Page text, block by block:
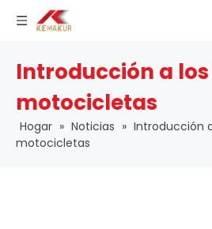
Introducción a
motocicletas
Hogar » Noticias » Introducción
motocicletas